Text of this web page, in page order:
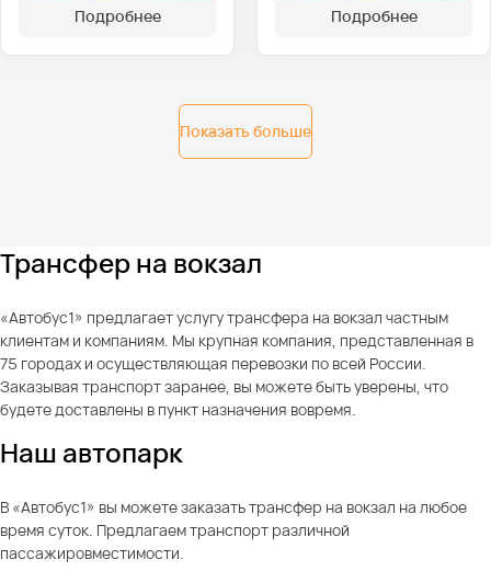
Подробнее
Подробнее
Показать больше
Трансфер на вокзал
«Автобус1» предлагает услугу трансфера на вокзал частным
клиентам и компаниям. Мы крупная компания, представленная в
75 городах и осуществляющая перевозки по всей России.
Заказывая транспорт заранее, вы можете быть уверены, что
будете доставлены в пункт назначения вовремя.
Наш автопарк
В «Автобус1» вы можете заказать трансфер на вокзал на любое
время суток. Предлагаем транспорт различной
пассажировместимости.